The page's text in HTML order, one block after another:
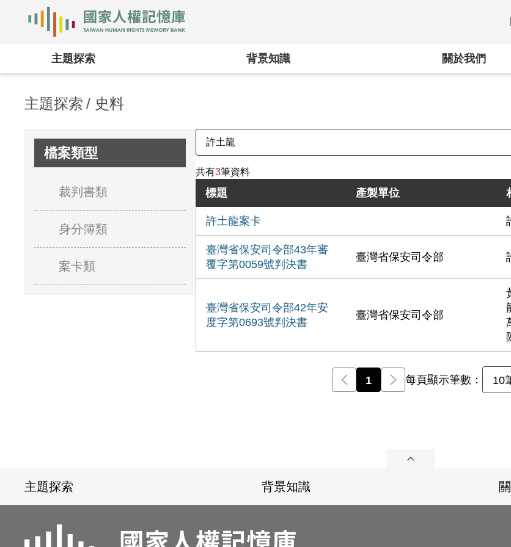
主題探索 背景知識 關於我們
主題探索 史料
檔案類型
裁判書類
身分簿類
案卡類
共有3筆資料
標題 產製單位
許土龍案卡
臺灣省保安司令部43年審
覆字第0059號判決書
臺灣省保安司令部
臺灣省保安司令部42年安
度字第0693號判決書
臺灣省保安司令部
前一頁
1 後一頁
每頁顯示筆數： 10
主題探索 背景知識